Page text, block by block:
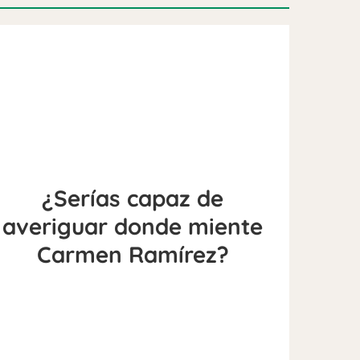
¿Serías capaz de
averiguar donde miente
Carmen Ramírez?